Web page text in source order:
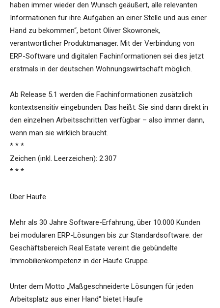
haben immer wieder den Wunsch geäußert, alle relevanten
Informationen für ihre Aufgaben an einer Stelle und aus einer
Hand zu bekommen“, betont Oliver Skowronek,
verantwortlicher Produktmanager. Mit der Verbindung von
ERP-Software und digitalen Fachinformationen sei dies jetzt
erstmals in der deutschen Wohnungswirtschaft möglich.
Ab Release 5.1 werden die Fachinformationen zusätzlich
kontextsensitiv eingebunden. Das heißt: Sie sind dann direkt in
den einzelnen Arbeitsschritten verfügbar – also immer dann,
wenn man sie wirklich braucht.
* * *
Zeichen (inkl. Leerzeichen): 2.307
* * *
Über Haufe
Mehr als 30 Jahre Software-Erfahrung, über 10.000 Kunden
bei modularen ERP-Lösungen bis zur Standardsoftware: der
Geschäftsbereich Real Estate vereint die gebündelte
Immobilienkompetenz in der Haufe Gruppe.
Unter dem Motto „Maßgeschneiderte Lösungen für jeden
Arbeitsplatz aus einer Hand“ bietet Haufe